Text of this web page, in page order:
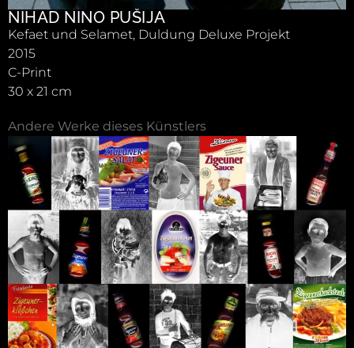
NIHAD NINO PUŠIJA
Kefaet und Selamet, Duldung Deluxe Projekt
2015
C-Print
30 x 21 cm
Andere Werke dieses Künstlers